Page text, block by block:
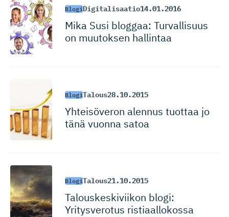
BlogiDigitalisaatio14.01.2016
Mika Susi bloggaa: Turvallisuus
on muutoksen hallintaa
BlogiTalous28.10.2015
Yhteisöveron alennus tuottaa jo
tänä vuonna satoa
BlogiTalous21.10.2015
Talouskes­ki­viikon blogi:
Yritysverotus ristiaallokossa